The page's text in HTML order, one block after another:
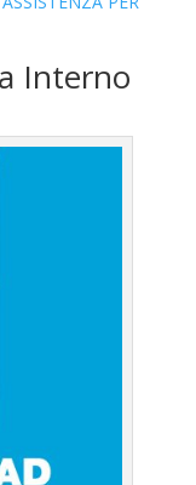
Interno